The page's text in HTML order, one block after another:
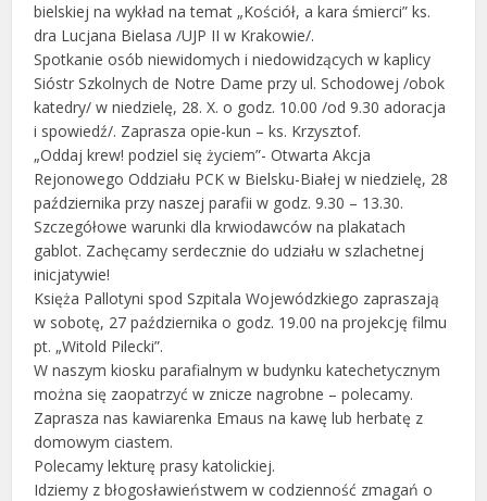
bielskiej na wykład na temat „Kościół, a kara śmierci” ks.
dra Lucjana Bielasa /UJP II w Krakowie/.
Spotkanie osób niewidomych i niedowidzących w kaplicy
Sióstr Szkolnych de Notre Dame przy ul. Schodowej /obok
katedry/ w niedzielę, 28. X. o godz. 10.00 /od 9.30 adoracja
i spowiedź/. Zaprasza opie-kun – ks. Krzysztof.
„Oddaj krew! podziel się życiem”- Otwarta Akcja
Rejonowego Oddziału PCK w Bielsku-Białej w niedzielę, 28
października przy naszej parafii w godz. 9.30 – 13.30.
Szczegółowe warunki dla krwiodawców na plakatach
gablot. Zachęcamy serdecznie do udziału w szlachetnej
inicjatywie!
Księża Pallotyni spod Szpitala Wojewódzkiego zapraszają
w sobotę, 27 października o godz. 19.00 na projekcję filmu
pt. „Witold Pilecki”.
W naszym kiosku parafialnym w budynku katechetycznym
można się zaopatrzyć w znicze nagrobne – polecamy.
Zaprasza nas kawiarenka Emaus na kawę lub herbatę z
domowym ciastem.
Polecamy lekturę prasy katolickiej.
Idziemy z błogosławieństwem w codzienność zmagań o